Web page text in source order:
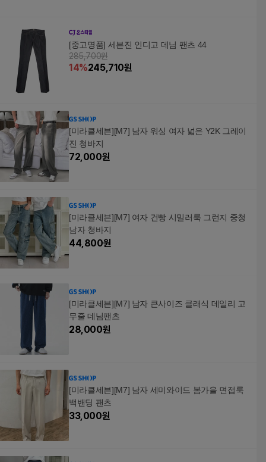
[중고명품] 세븐진 인디고 데님 팬츠 44
285,700원
14%245,710원
[미라클세븐][M7] 남자 워싱 여자 넓은 Y2K 그레이
진 청바지
72,000원
[미라클세븐][M7] 여자 건빵 시밀러룩 그런지 중청
남자 청바지
44,800원
[미라클세븐][M7] 남자 큰사이즈 클래식 데일리 고
무줄 데님팬츠
28,000원
[미라클세븐][M7] 남자 세미와이드 봄가을 면접룩
백밴딩 팬츠
33,000원